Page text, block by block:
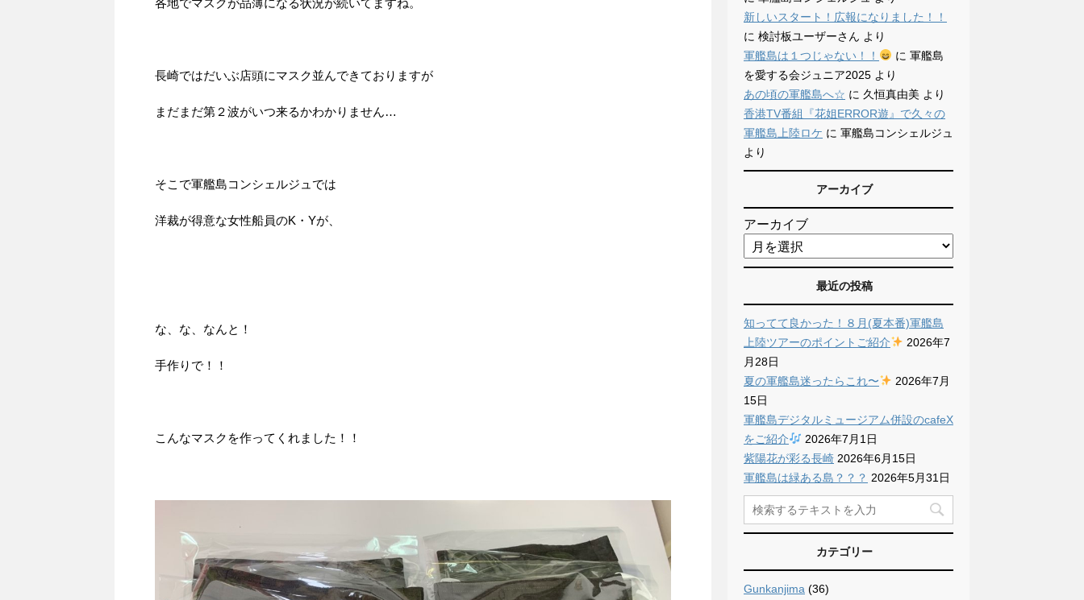
各地でマスクが品薄になる状況が続いてますね。
長崎ではだいぶ店頭にマスク並んできておりますが
まだまだ第２波がいつ来るかわかりません…
そこで軍艦島コンシェルジュでは
洋裁が得意な女性船員のK・Yが、
な、な、なんと！
手作りで！！
こんなマスクを作ってくれました！！
新しいスタート！広報になりました！！
に 検討板ユーザーさん より
軍艦島は１つじゃない！！
に 軍艦島
を愛する会ジュニア2025 より
あの頃の軍艦島へ☆ に 久恒真由美 より
香港TV番組『花姐ERROR遊』で久々の
軍艦島上陸ロケ に 軍艦島コンシェルジュ
より
アーカイブ
アーカイブ
最近の投稿
知ってて良かった！８月(夏本番)軍艦島
上陸ツアーのポイントご紹介
2026年7
月28日
夏の軍艦島迷ったらこれ〜
2026年7月
15日
軍艦島デジタルミュージアム併設のcafeX
をご紹介
2026年7月1日
紫陽花が彩る長崎 2026年6月15日
軍艦島は緑ある島？？？ 2026年5月31日
カテゴリー
Gunkanjima (36)